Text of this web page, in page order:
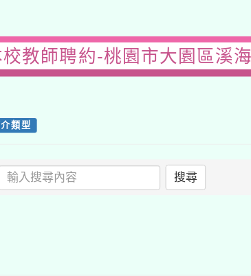
教師聘約-桃園市大園區溪
類型
搜尋